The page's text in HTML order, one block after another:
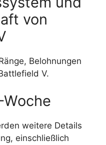
von
Belohnungen
V.
Woche
weitere Details
einschließlich